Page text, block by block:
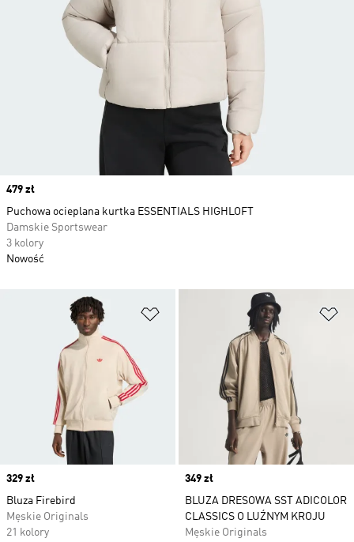
Dodaj do listy życzeń
Price
329 zł
Bluza Firebird
Męskie Originals
21 kolory
Price
349 zł
BLUZA DRESOWA SST ADICOLOR
CLASSICS O LUŹNYM KROJU
Męskie Originals
Price
479 zł
Puchowa ocieplana kurtka ESSENTIALS HIGHLOFT
Damskie Sportswear
3 kolory
Nowość